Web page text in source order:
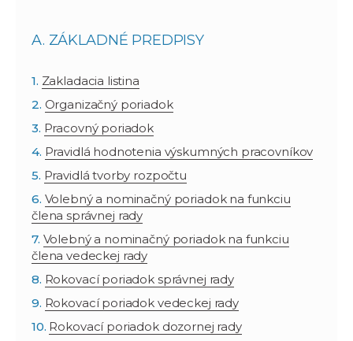
A. ZÁKLADNÉ PREDPISY
Zakladacia listina
Organizačný poriadok
Pracovný poriadok
Pravidlá hodnotenia výskumných pracovníkov
Pravidlá tvorby rozpočtu
Volebný a nominačný poriadok na funkciu
člena správnej rady
Volebný a nominačný poriadok na funkciu
člena vedeckej rady
Rokovací poriadok správnej rady
Rokovací poriadok vedeckej rady
Rokovací poriadok dozornej rady